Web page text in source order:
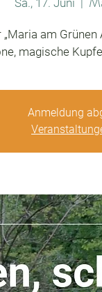
am
magische
Anmeldung